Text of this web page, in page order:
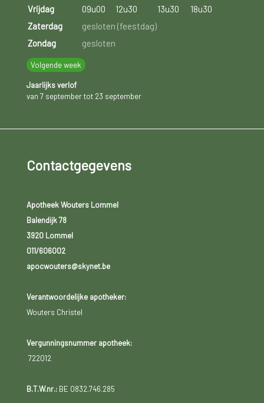
Vrijdag
09u00 12u30 13u30
18u30
Zaterdag
gesloten (feestdag)
Zondag
gesloten
Volgende week
Jaarlijks verlof
van 7 september tot 23 september
Contactgegevens
Apotheek Wouters Lommel
Balendijk 78
3920 Lommel
011/606002
apocwouters@skynet.be
Verantwoordelijke apotheker:
Wouters Christel
Vergunningsnummer apotheek:
722012
B.T.W.nr.:BE 0832.746.285